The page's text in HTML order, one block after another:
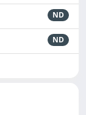
ND
ND